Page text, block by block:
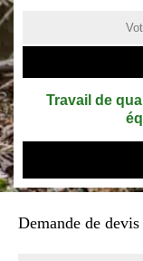
Travail de
Demande de